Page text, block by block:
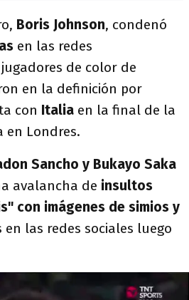
Boris Johnson, condenó
en las redes
de color de
en la definición por
con Italia en la final de la
en Londres.
Sancho y Bukayo Saka
avalancha de insultos
con imágenes de simios y
en las redes sociales luego